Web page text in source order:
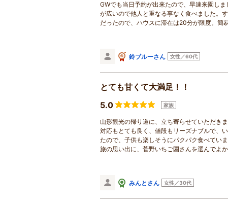
GWでも当日予約が出来たので、早速来園し
が広いので他人と重なる事なく食べました。
だったので、ハウスに滞在は20分が限度。簡
鈴ブルーさん 女性／60代
とても甘くて大満足！！
5.0
家族
山形観光の帰り道に、立ち寄らせていただき
対応もとても良く、値段もリーズナブルで、
たので、子供も楽しそうにパクパク食べてい
旅の思い出に、菅野いちご園さんを選んでよか
みんとさん 女性／30代